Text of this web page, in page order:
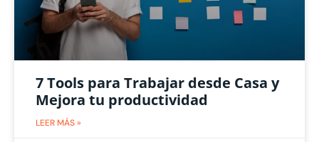
7 Tools para Trabajar desde Casa y
Mejora tu productividad
LEER MÁS »